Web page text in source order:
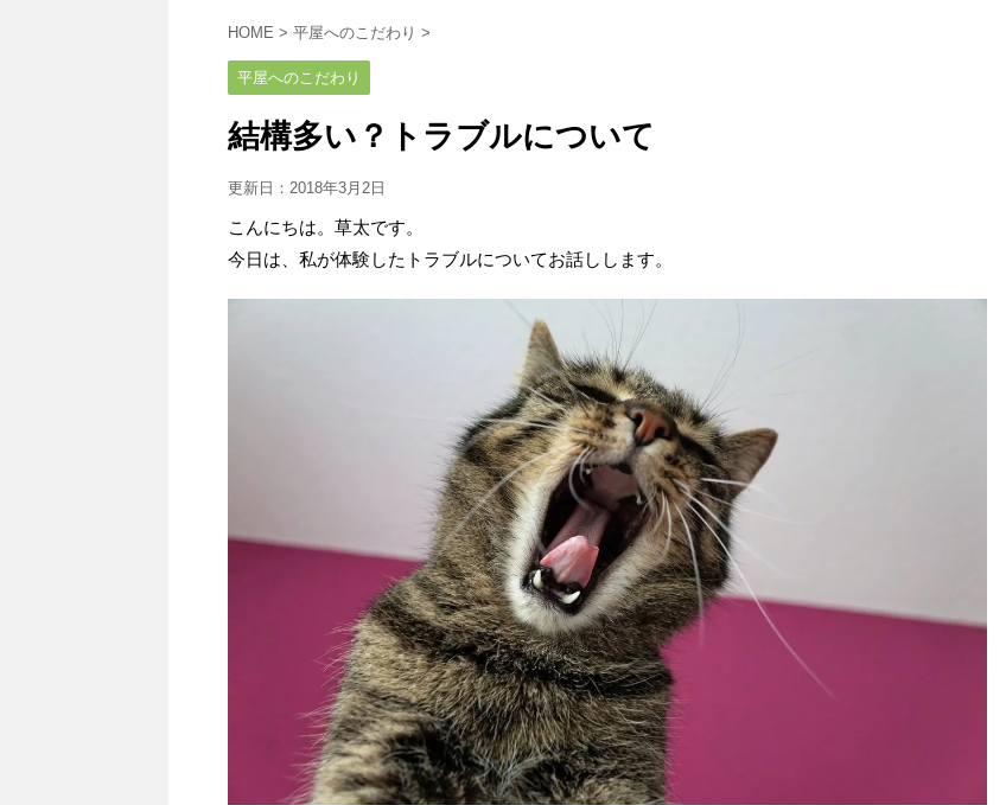
HOME > 平屋へのこだわり >
平屋へのこだわり
結構多い？トラブルについて
更新日： 2018年3月2日
こんにちは。草太です。
今日は、私が体験したトラブルについてお話しします。